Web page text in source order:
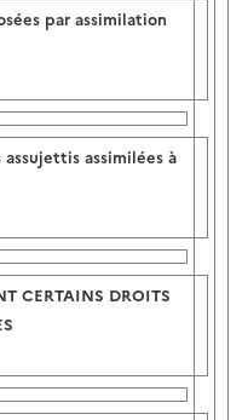
par assimilation
assimilées à
CERTAINS DROITS